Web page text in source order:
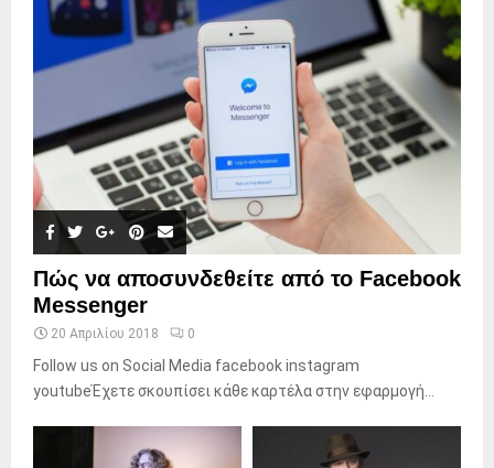
Πώς να αποσυνδεθείτε από το Facebook
Messenger
20 Απριλίου 2018 0
Follow us on Social Media facebook instagram
youtubeΈχετε σκουπίσει κάθε καρτέλα στην εφαρμογή...